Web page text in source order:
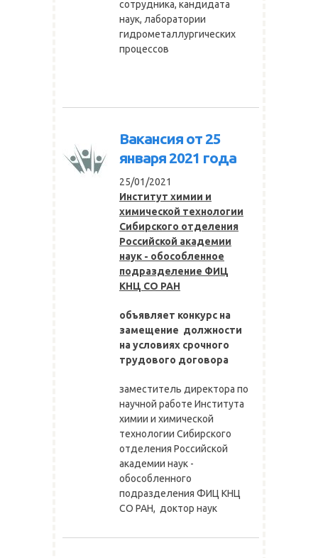
сотрудника, кандидата
наук, лаборатории
гидрометаллургических
процессов
Вакансия от 25
января 2021 года
25/01/2021
Институт химии и
химической технологии
Сибирского отделения
Российской академии
наук - обособленное
подразделение ФИЦ
КНЦ СО РАН
объявляет конкурс на
замещение должности
на условиях срочного
трудового договора
заместитель директора по
научной работе Института
химии и химической
технологии Сибирского
отделения Российской
академии наук -
обособленного
подразделения ФИЦ КНЦ
СО РАН, доктор наук